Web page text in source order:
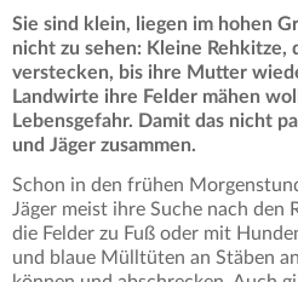
Sie sind klein, liegen im hohen
nicht zu sehen: Kleine Rehkitze,
verstecken, bis ihre Mutter
Landwirte ihre Felder mähen
Lebensgefahr. Damit das nicht
und Jäger zusammen.
Schon in den frühen
Jäger meist ihre Suche nach den
die Felder zu Fuß oder mit
und blaue Mülltüten an Stäben